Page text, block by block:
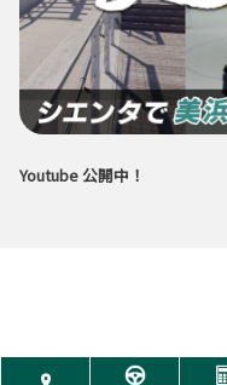
Youtube 公開中！